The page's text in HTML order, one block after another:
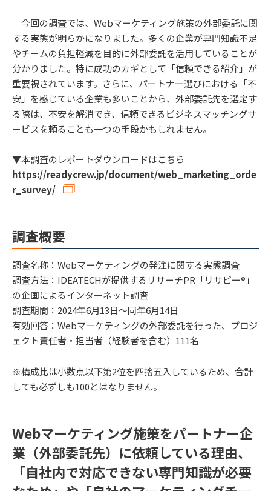
今回の調査では、Webマーケティング施策の外部委託に関
する実態が明らかになりました。多くの企業が専門知識不足
やチームの負担軽減を目的に外部委託を活用していることが
分かりました。特に成功のカギとして「信頼できる紹介」が
重要視されています。さらに、パートナー選びにおける「不
安」を感じている企業も多いことから、外部委託先を選定す
る際は、不安を解消でき、信頼できるビジネスマッチングサ
ービスを頼ることも一つの手段かもしれません。
▼本調査のレポートダウンロードはこちら
https://readycrew.jp/document/web_marketing_orde
r_survey/
調査概要
調査名称：Webマーケティングの発注に関する実態調査
調査方法：IDEATECHが提供するリサーチPR「リサピー®︎」
の企画によるインターネット調査
調査期間：2024年6月13日〜同年6月14日
有効回答：Webマーケティングの外部委託を行った、プロジ
ェクト責任者・担当者（経験者を含む）111名
※構成比は小数点以下第2位を四捨五入しているため、合計
しても必ずしも100とはなりません。
Webマーケティング施策をパートナー企
業（外部委託先）に依頼している理由、
「自社内で対応できない専門知識が必要